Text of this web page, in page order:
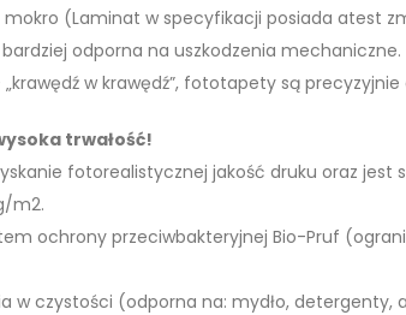
mokro (Laminat w specyfikacji posiada atest
odporna na uszkodzenia mechaniczne.
w krawędź”, fototapety są
trwałość!
fotorealistycznej jakość druku oraz jest
m2.
ochrony przeciwbakteryjnej Bio-Pruf
w czystości (odporna na: mydło, detergenty,